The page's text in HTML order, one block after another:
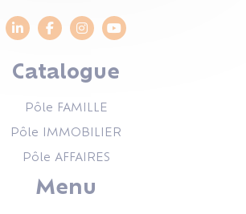
Catalogue
Pôle FAMILLE
Pôle IMMOBILIER
Pôle AFFAIRES
Menu